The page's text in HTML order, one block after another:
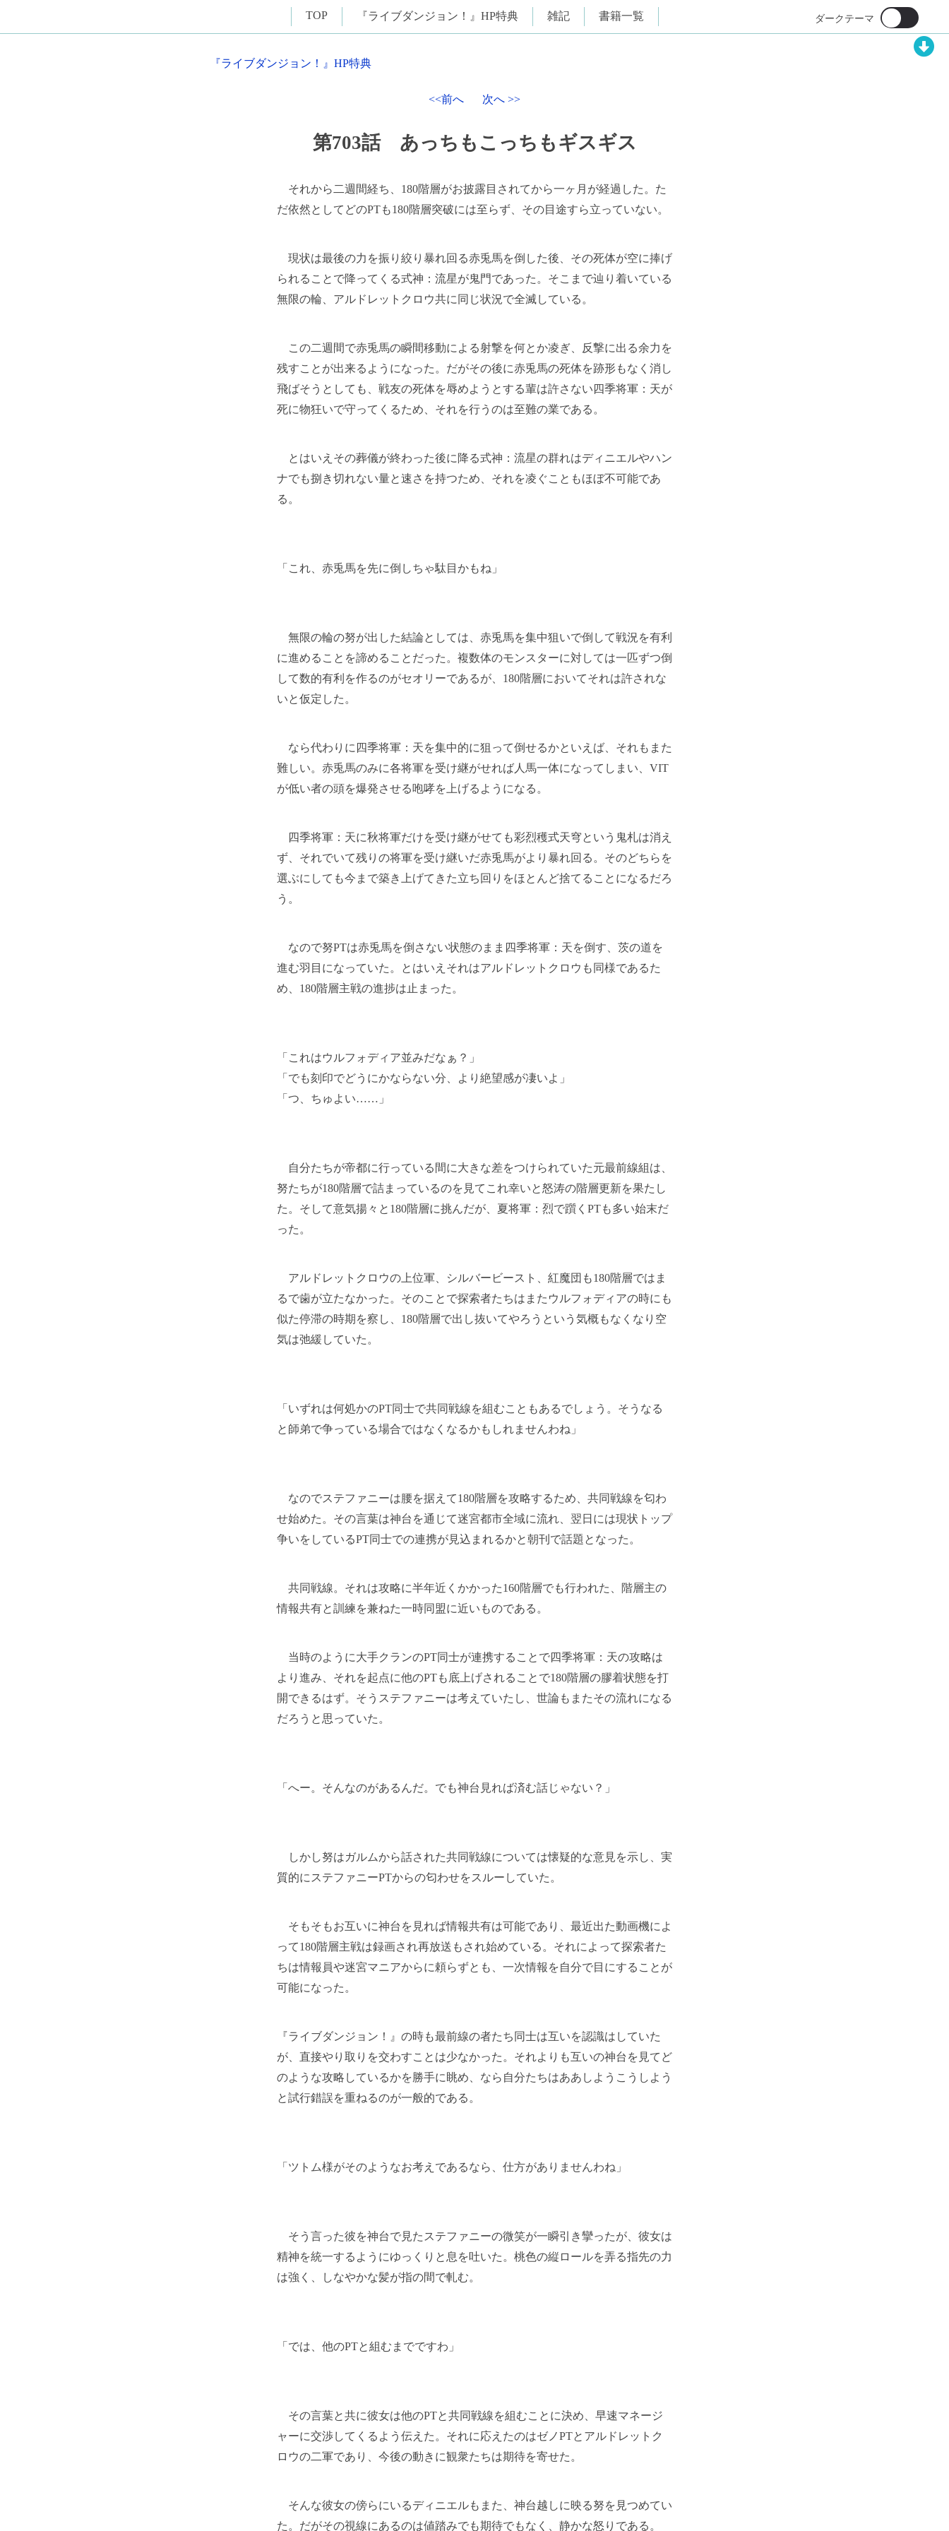
TOP 『ライブダンジョン！』HP特典 雑記 書籍一覧
『ライブダンジョン！』HP特典
<<前へ 次へ >>
第703話 あっちもこっちもギスギス
それから二週間経ち、180階層がお披露目されてから一ヶ月が経過した。た
だ依然としてどのPTも180階層突破には至らず、その目途すら立っていない。
現状は最後の力を振り絞り暴れ回る赤兎馬を倒した後、その死体が空に捧げ
られることで降ってくる式神：流星が鬼門であった。そこまで辿り着いている
無限の輪、アルドレットクロウ共に同じ状況で全滅している。
この二週間で赤兎馬の瞬間移動による射撃を何とか凌ぎ、反撃に出る余力を
残すことが出来るようになった。だがその後に赤兎馬の死体を跡形もなく消し
飛ばそうとしても、戦友の死体を辱めようとする輩は許さない四季将軍：天が
死に物狂いで守ってくるため、それを行うのは至難の業である。
とはいえその葬儀が終わった後に降る式神：流星の群れはディニエルやハン
ナでも捌き切れない量と速さを持つため、それを凌ぐこともほぼ不可能であ
る。
「これ、赤兎馬を先に倒しちゃ駄目かもね」
無限の輪の努が出した結論としては、赤兎馬を集中狙いで倒して戦況を有利
に進めることを諦めることだった。複数体のモンスターに対しては一匹ずつ倒
して数的有利を作るのがセオリーであるが、180階層においてそれは許されな
いと仮定した。
なら代わりに四季将軍：天を集中的に狙って倒せるかといえば、それもまた
難しい。赤兎馬のみに各将軍を受け継がせれば人馬一体になってしまい、VIT
が低い者の頭を爆発させる咆哮を上げるようになる。
四季将軍：天に秋将軍だけを受け継がせても彩烈穫式天穹という鬼札は消え
ず、それでいて残りの将軍を受け継いだ赤兎馬がより暴れ回る。そのどちらを
選ぶにしても今まで築き上げてきた立ち回りをほとんど捨てることになるだろ
う。
なので努PTは赤兎馬を倒さない状態のまま四季将軍：天を倒す、茨の道を
進む羽目になっていた。とはいえそれはアルドレットクロウも同様であるた
め、180階層主戦の進捗は止まった。
「これはウルフォディア並みだなぁ？」
「でも刻印でどうにかならない分、より絶望感が凄いよ」
「つ、ちゅよい……」
自分たちが帝都に行っている間に大きな差をつけられていた元最前線組は、
努たちが180階層で詰まっているのを見てこれ幸いと怒涛の階層更新を果たし
た。そして意気揚々と180階層に挑んだが、夏将軍：烈で躓くPTも多い始末だ
った。
アルドレットクロウの上位軍、シルバービースト、紅魔団も180階層ではま
るで歯が立たなかった。そのことで探索者たちはまたウルフォディアの時にも
似た停滞の時期を察し、180階層で出し抜いてやろうという気概もなくなり空
気は弛緩していた。
「いずれは何処かのPT同士で共同戦線を組むこともあるでしょう。そうなる
と師弟で争っている場合ではなくなるかもしれませんわね」
なのでステファニーは腰を据えて180階層を攻略するため、共同戦線を匂わ
せ始めた。その言葉は神台を通じて迷宮都市全域に流れ、翌日には現状トップ
争いをしているPT同士での連携が見込まれるかと朝刊で話題となった。
共同戦線。それは攻略に半年近くかかった160階層でも行われた、階層主の
情報共有と訓練を兼ねた一時同盟に近いものである。
当時のように大手クランのPT同士が連携することで四季将軍：天の攻略は
より進み、それを起点に他のPTも底上げされることで180階層の膠着状態を打
開できるはず。そうステファニーは考えていたし、世論もまたその流れになる
だろうと思っていた。
「へー。そんなのがあるんだ。でも神台見れば済む話じゃない？」
しかし努はガルムから話された共同戦線については懐疑的な意見を示し、実
質的にステファニーPTからの匂わせをスルーしていた。
そもそもお互いに神台を見れば情報共有は可能であり、最近出た動画機によ
って180階層主戦は録画され再放送もされ始めている。それによって探索者た
ちは情報員や迷宮マニアからに頼らずとも、一次情報を自分で目にすることが
可能になった。
『ライブダンジョン！』の時も最前線の者たち同士は互いを認識はしていた
が、直接やり取りを交わすことは少なかった。それよりも互いの神台を見てど
のような攻略しているかを勝手に眺め、なら自分たちはああしようこうしよう
と試行錯誤を重ねるのが一般的である。
「ツトム様がそのようなお考えであるなら、仕方がありませんわね」
そう言った彼を神台で見たステファニーの微笑が一瞬引き攣ったが、彼女は
精神を統一するようにゆっくりと息を吐いた。桃色の縦ロールを弄る指先の力
は強く、しなやかな髪が指の間で軋む。
「では、他のPTと組むまでですわ」
その言葉と共に彼女は他のPTと共同戦線を組むことに決め、早速マネージ
ャーに交渉してくるよう伝えた。それに応えたのはゼノPTとアルドレットク
ロウの二軍であり、今後の動きに観衆たちは期待を寄せた。
そんな彼女の傍らにいるディニエルもまた、神台越しに映る努を見つめてい
た。だがその視線にあるのは値踏みでも期待でもなく、静かな怒りである。